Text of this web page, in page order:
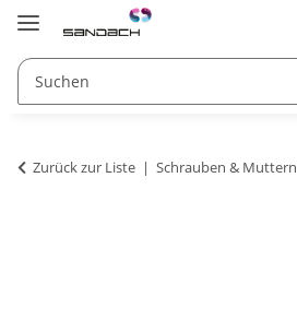
Zurück zur Liste Schrauben & Muttern